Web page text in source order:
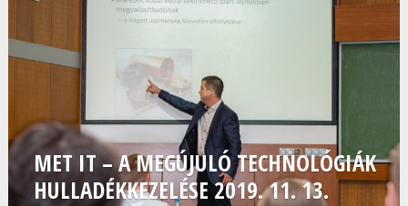
MET IT – A MEGÚJULÓ TECHNOLÓGIÁK
HULLADÉKKEZELÉSE 2019. 11. 13.